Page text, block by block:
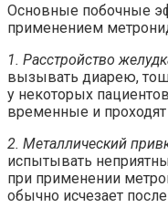
Основные побочные
применением
1. Расстройство
вызывать диарею,
у некоторых
временные и проходят
2. Металлический
испытывать
при применении
обычно исчезает